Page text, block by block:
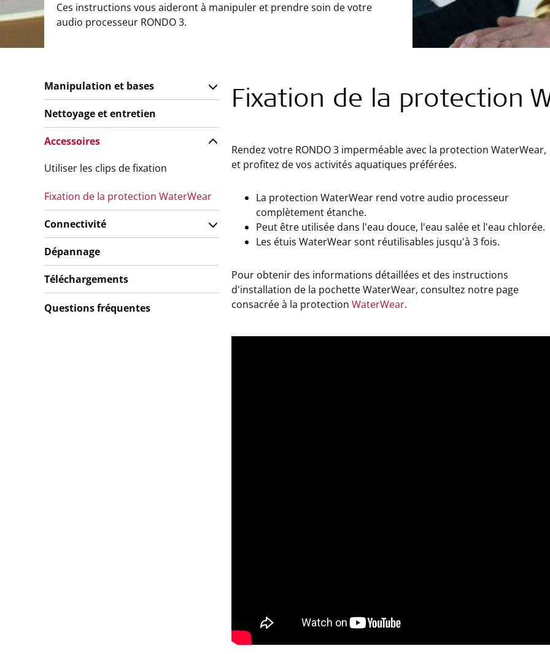
Ces instructions vous aideront à manipuler et prendre soin de votre
audio processeur RONDO 3.
Fixation de la protection
Rendez votre RONDO 3 imperméable avec la protection WaterWear,
et profitez de vos activités aquatiques préférées.
La protection WaterWear rend votre audio processeur
complètement étanche.
Peut être utilisée dans l'eau douce, l'eau salée et l'eau chlorée.
Les étuis WaterWear sont réutilisables jusqu'à 3 fois.
Pour obtenir des informations détaillées et des instructions
d'installation de la pochette WaterWear, consultez notre page
consacrée à la protection WaterWear.
Manipulation et bases
Nettoyage et entretien
Accessoires
Utiliser les clips de fixation
Fixation de la protection WaterWear
Connectivité
Dépannage
Téléchargements
Questions fréquentes